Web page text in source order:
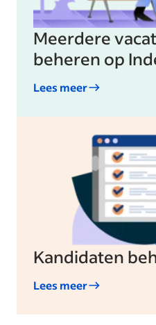
Meerdere
beheren op
Lees meer
Kandidaten
Lees meer